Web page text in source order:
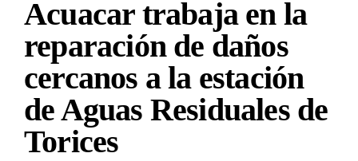
Acuacar trabaja en la
reparación de daños
cercanos a la estación
de Aguas Residuales de
Torices